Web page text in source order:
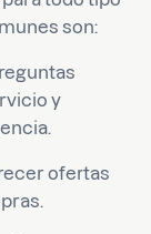
son:
y
ofertas